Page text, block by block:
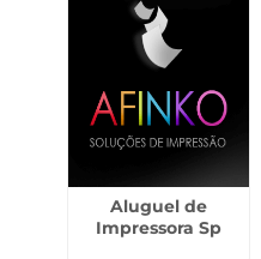
Aluguel de
Impressora Sp